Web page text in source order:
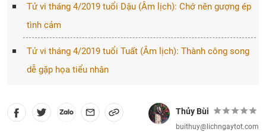
Tử vi tháng 4/2019 tuổi Dậu (Âm lịch): Chớ nên gượng ép
tình cảm
Tử vi tháng 4/2019 tuổi Tuất (Âm lịch): Thành công song
dễ gặp họa tiểu nhân
Thủy Bùi
buithuy@lichngaytot.com